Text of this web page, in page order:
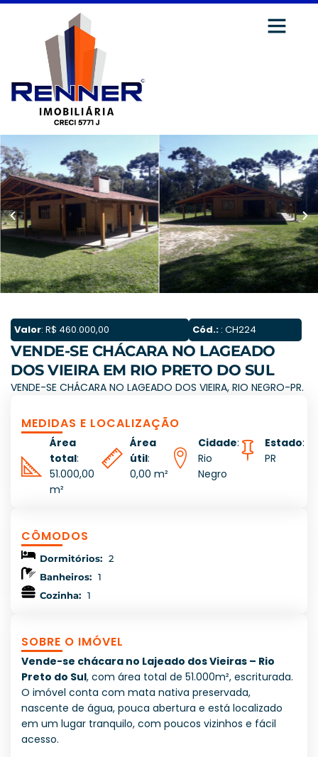
Valor: R$ 460.000,00 Cód.: : CH224
VENDE-SE CHÁCARA NO LAGEADO
DOS VIEIRA EM RIO PRETO DO SUL
VENDE-SE CHÁCARA NO LAGEADO DOS VIEIRA, RIO NEGRO-PR.
MEDIDAS E LOCALIZAÇÃO
Área
total:
51.000,00
m²
Área
útil:
0,00 m²
Cidade:
Rio
Negro
Estado:
PR
CÔMODOS
Dormitórios: 2
Banheiros: 1
Cozinha: 1
SOBRE O IMÓVEL
Vende-se chácara no Lajeado dos Vieiras – Rio
Preto do Sul, com área total de 51.000m², escriturada.
O imóvel conta com mata nativa preservada,
nascente de água, pouca abertura e está localizado
em um lugar tranquilo, com poucos vizinhos e fácil
acesso.